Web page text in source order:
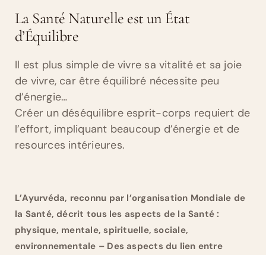
La Santé Naturelle est un État
d’Équilibre
Il est plus simple de vivre sa vitalité et sa joie
de vivre, car être équilibré nécessite peu
d’énergie…
Créer un déséquilibre esprit-corps requiert de
l’effort, impliquant beaucoup d’énergie et de
resources intérieures.
L’Ayurvéda, reconnu par l’organisation Mondiale de
la Santé, décrit tous les aspects de la Santé :
physique, mentale, spirituelle, sociale,
environnementale – Des aspects du lien entre